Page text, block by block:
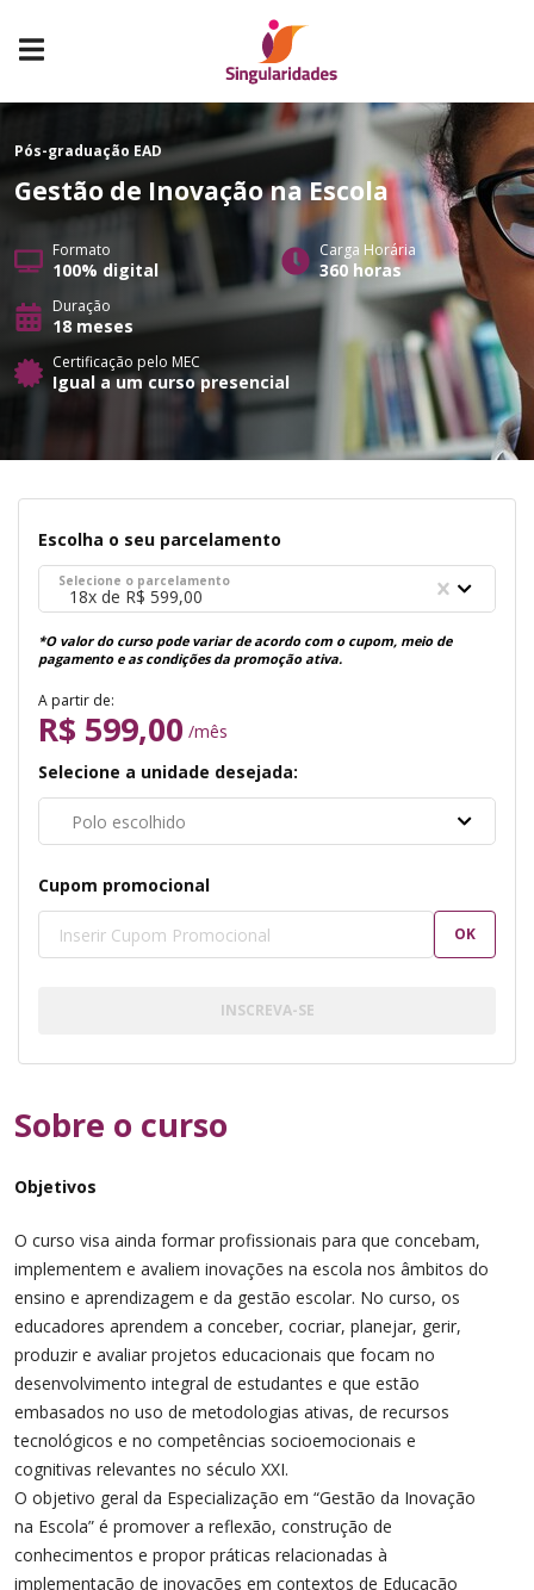
Pós-graduaçãoEAD
Gestão de Inovação na Escola
Formato
100% digital
Carga Horária
360 horas
Duração
18 meses
Certificação pelo MEC
Igual a um curso presencial
Sobre o curso
Objetivos
O curso visa ainda formar profissionais para que concebam,
implementem e avaliem inovações na escola nos âmbitos do
ensino e aprendizagem e da gestão escolar. No curso, os
educadores aprendem a conceber, cocriar, planejar, gerir,
produzir e avaliar projetos educacionais que focam no
desenvolvimento integral de estudantes e que estão
embasados no uso de metodologias ativas, de recursos
tecnológicos e no competências socioemocionais e
cognitivas relevantes no século XXI.
O objetivo geral da Especialização em “Gestão da Inovação
na Escola” é promover a reflexão, construção de
conhecimentos e propor práticas relacionadas à
implementação de inovações em contextos de Educação
Escolha o seu parcelamento
Selecione o parcelamento
18x de R$ 599,00
*O valor do curso pode variar de acordo com o cupom, meio de
pagamento e as condições da promoção ativa.
A partir de:
R$ 599,00 /mês
Selecione a unidade desejada:
Polo escolhido
Cupom promocional
OK
INSCREVA-SE